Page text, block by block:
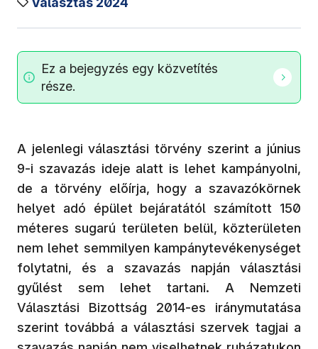
Ez a bejegyzés egy közvetítés
része.
A jelenlegi választási törvény szerint a június
9-i szavazás ideje alatt is lehet kampányolni,
de a törvény előírja, hogy a szavazókörnek
helyet adó épület bejáratától számított 150
méteres sugarú területen belül, közterületen
nem lehet semmilyen kampánytevékenységet
folytatni, és a szavazás napján választási
gyűlést sem lehet tartani. A Nemzeti
Választási Bizottság 2014-es iránymutatása
szerint továbbá a választási szervek tagjai a